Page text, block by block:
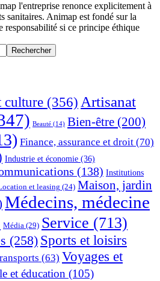
l'entreprise renonce explicitement à
sanitaires. Animap est fondé sur la
responsabilité si ce principe éthique
culture (356) Artisanat
Beauté (14) Bien-être (200)
Finance, assurance et droit (70)
Industrie et économie (36)
(138) Institutions
et leasing (24) Maison, jardin
Médecins, médecine
Média (29) Service (713)
(258) Sports et loisirs
(63) Voyages et
et éducation (105)